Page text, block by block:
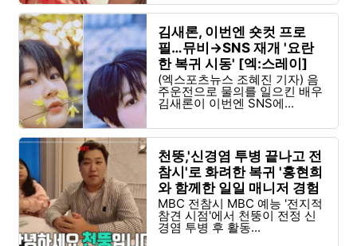
김새론, 이번엔 숏컷 프로
필…뮤비→SNS 재개 '요란
한 복귀 시동' [엑:스레이]
(엑스포츠뉴스 조혜진 기자) 음
주운전으로 물의를 일으킨 배우
김새론이 이번엔 SNS에...
천뚱,'신경염 투병 끝나고 전
참시'로 화려한 복귀 '홍현희
와 함께한 일일 매니저 경험
MBC 전참시 MBC 예능 '전지적
참견 시점'에서 천뚱이 전정 신
경염 투병 후 활동...